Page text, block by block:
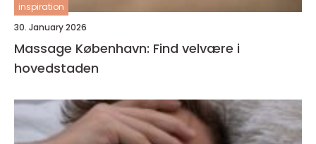
inspiration
30. January 2026
Massage København: Find velvære i
hovedstaden